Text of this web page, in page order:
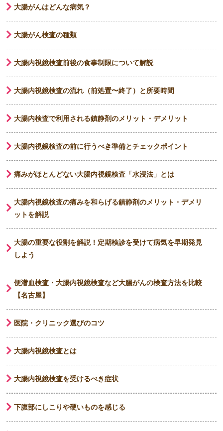
大腸がんはどんな病気？
大腸がん検査の種類
大腸内視鏡検査前後の食事制限について解説
大腸内視鏡検査の流れ（前処置〜終了）と所要時間
大腸内検査で利用される鎮静剤のメリット・デメリット
大腸内視鏡検査の前に行うべき準備とチェックポイント
痛みがほとんどない大腸内視鏡検査「水浸法」とは
大腸内視鏡検査の痛みを和らげる鎮静剤のメリット・デメリ
ットを解説
大腸の重要な役割を解説！定期検診を受けて病気を早期発見
しよう
便潜血検査・大腸内視鏡検査など大腸がんの検査方法を比較
【名古屋】
医院・クリニック選びのコツ
大腸内視鏡検査とは
大腸内視鏡検査を受けるべき症状
下腹部にしこりや硬いものを感じる